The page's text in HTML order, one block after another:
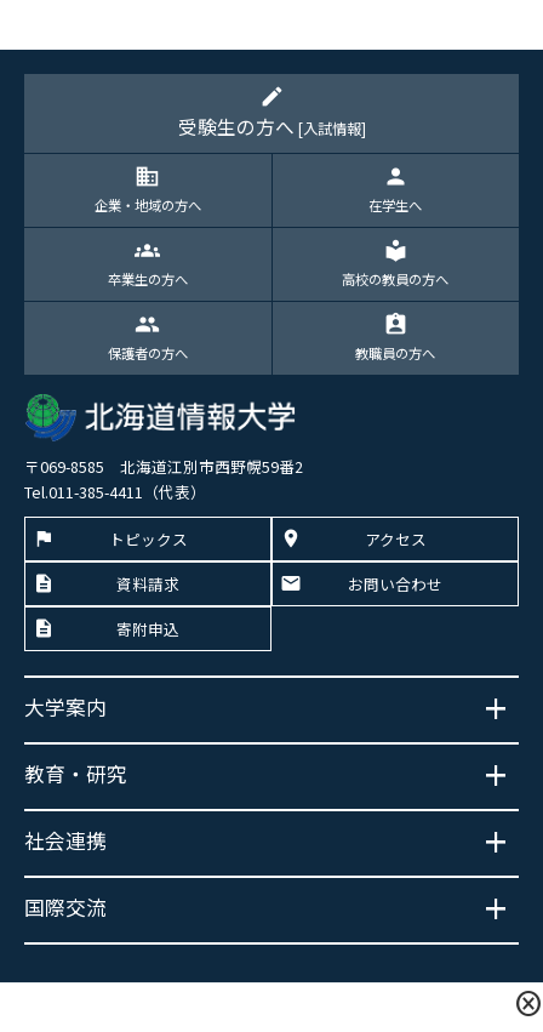
cancel
edit
受験生の方へ [入試情報]
domain
企業・地域の方へ
person
在学生へ
groups
卒業生の方へ
local_library
高校の教員の方へ
group
保護者の方へ
assignment_ind
教職員の方へ
〒069-8585 北海道江別市西野幌59番2
Tel.011-385-4411（代表）
トピックス
アクセス
資料請求
お問い合わせ
寄附申込
大学案内
教育・研究
社会連携
国際交流